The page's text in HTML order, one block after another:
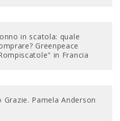
in scatola: quale
Greenpeace
in Francia
Pamela Anderson